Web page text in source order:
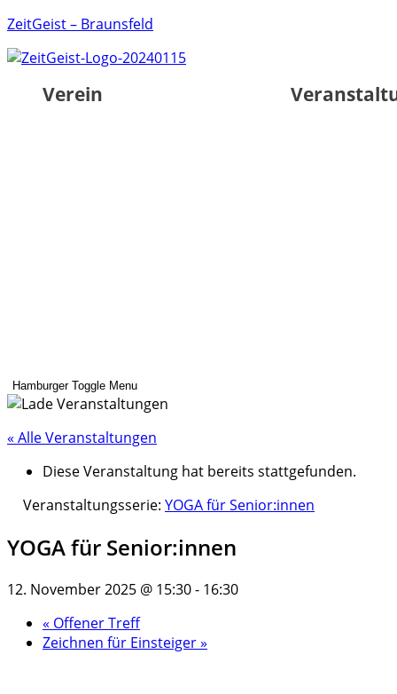
ZeitGeist – Braunsfeld
Verein
Hamburger Toggle Menu
« Alle Veranstaltungen
Diese Veranstaltung hat bereits stattgefunden.
Veranstaltungsserie: YOGA für Senior:innen
YOGA für Senior:innen
12. November 2025 @ 15:30- 16:30
« Offener Treff
Zeichnen für Einsteiger»